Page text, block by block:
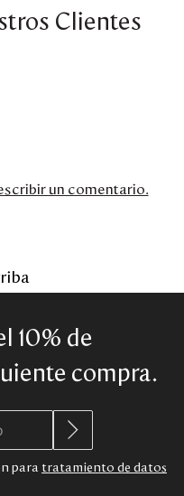
Clientes
un comentario.
10% de
compra.
para tratamiento de datos